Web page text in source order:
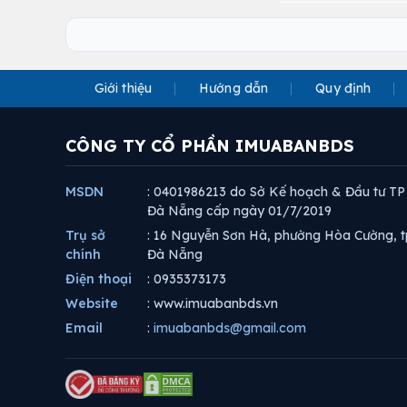
Giới thiệu Hướng dẫn Quy định
CÔNG TY CỔ PHẦN IMUABANBDS
MSDN
: 0401986213 do Sở Kế hoạch & Đầu tư TP
Đà Nẵng cấp ngày 01/7/2019
Trụ sở
chính
: 16 Nguyễn Sơn Hà, phường Hòa Cường,
Đà Nẵng
Điện thoại
: 0935373173
Website
: www.imuabanbds.vn
Email
: imuabanbds@gmail.com